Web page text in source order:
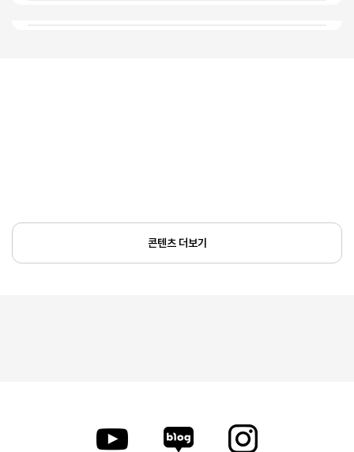
콘텐츠 더보기